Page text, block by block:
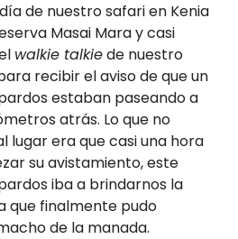
de nuestro safari en Kenia
Masai Mara y casi
walkie talkiede nuestro
recibir el aviso de que un
estaban paseando a
atrás. Lo que no
lugar era que casi una hora
su avistamiento, este
iba a brindarnos la
que finalmente pudo
de la manada.